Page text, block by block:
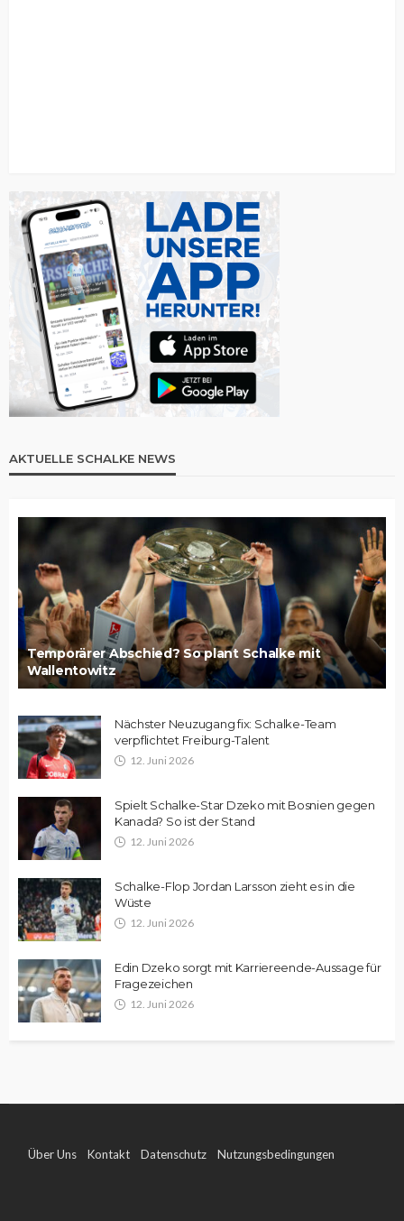
AKTUELLE SCHALKE NEWS
Temporärer Abschied? So plant Schalke mit
Wallentowitz
Nächster Neuzugang fix: Schalke-Team
verpflichtet Freiburg-Talent
12. Juni 2026
Spielt Schalke-Star Dzeko mit Bosnien gegen
Kanada? So ist der Stand
12. Juni 2026
Schalke-Flop Jordan Larsson zieht es in die
Wüste
12. Juni 2026
Edin Dzeko sorgt mit Karriereende-Aussage für
Fragezeichen
12. Juni 2026
Über Uns Kontakt Datenschutz Nutzungsbedingungen